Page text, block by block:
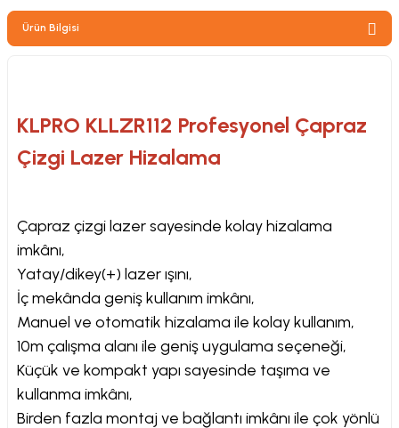
Ürün Bilgisi
KLPRO KLLZR112 Profesyonel Çapraz
Çizgi Lazer Hizalama
Çapraz çizgi lazer sayesinde kolay hizalama
imkânı,
Yatay/dikey(+) lazer ışını,
İç mekânda geniş kullanım imkânı,
Manuel ve otomatik hizalama ile kolay kullanım,
10m çalışma alanı ile geniş uygulama seçeneği,
Küçük ve kompakt yapı sayesinde taşıma ve
kullanma imkânı,
Birden fazla montaj ve bağlantı imkânı ile çok yönlü